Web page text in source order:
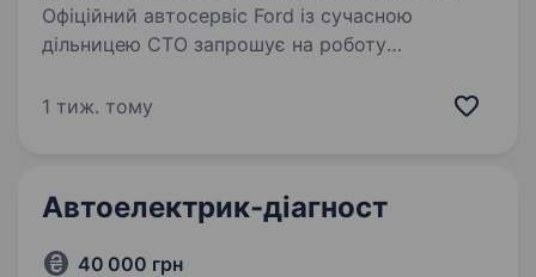
Офіційний автосервіс Ford із сучасною
дільницею СТО запрошує на роботу
з автомобільним електрообладнанням від 1
1 тиж. тому
Автоелектрик-діагност
40 000 грн